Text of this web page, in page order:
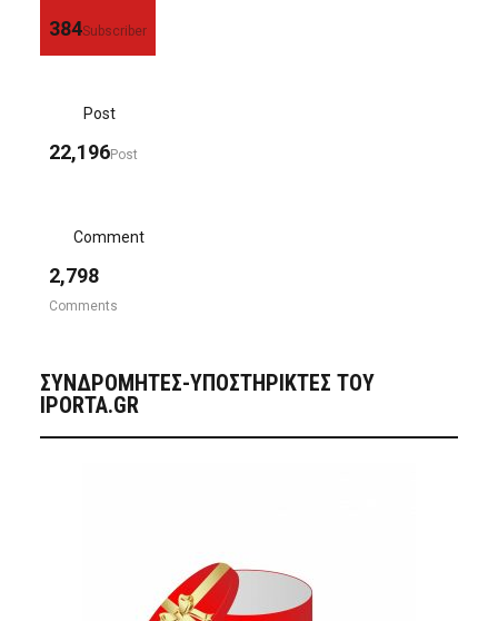
384Subscriber
Post
22,196Post
Comment
2,798
Comments
ΣΥΝΔΡΟΜΗΤΈΣ-ΥΠΟΣΤΗΡΙΚΤΈΣ ΤΟΥ
IPORTA.GR